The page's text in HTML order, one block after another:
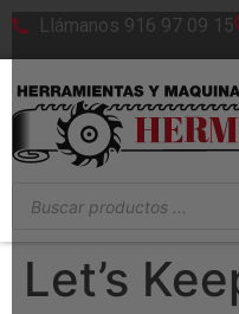
Llámanos 916 97 09 15
Let’s